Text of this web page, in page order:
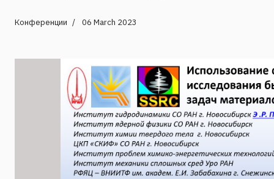
Конференции 06 March 2023